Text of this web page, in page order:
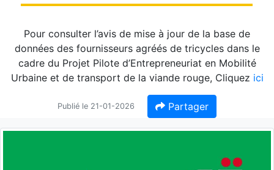
Pour consulter l’avis de mise à jour de la base de
données des fournisseurs agréés de tricycles dans le
cadre du Projet Pilote d’Entrepreneuriat en Mobilité
Urbaine et de transport de la viande rouge, Cliquez ici
Publié le 21-01-2026 Partager